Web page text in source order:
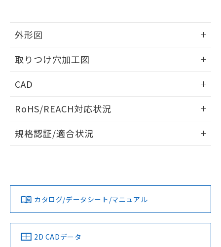
外形図
取りつけ穴加工図
CAD
ドすることができます。
ログイン/会員登録
ダウンロードデータをご利用いただく前に、以下を必ずお読
みください。
ソフトウェアの使用条件
RoHS/REACH対応状況
EU RoHS 注意事項・凡例
対応済み
中国 RoHS 注意事項・凡例
規格認証/適合状況
カタログ/データシート/マニュアル
2D CADデータ
既に当社にて対応品への在庫切替を完了
していることから、特段のことがない限